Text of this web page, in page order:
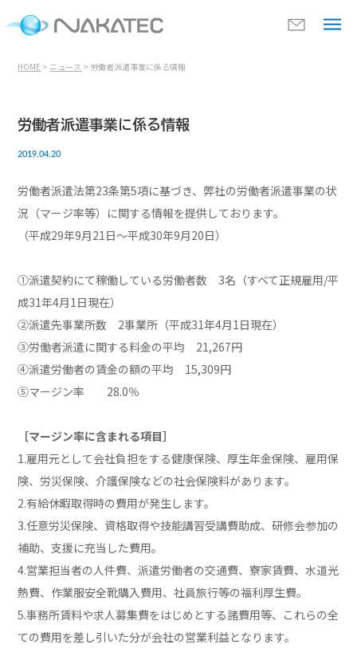
HOME > ニュース > 労働者派遣事業に係る情報
労働者派遣事業に係る情報
2019.04.20
労働者派遣法第23条第5項に基づき、弊社の労働者派遣事業の状
況（マージ率等）に関する情報を提供しております。
（平成29年9月21日～平成30年9月20日）
①派遣契約にて稼働している労働者数 3名（すべて正規雇用/平
成31年4月1日現在）
②派遣先事業所数 2事業所（平成31年4月1日現在）
③労働者派遣に関する料金の平均 21,267円
④派遣労働者の賃金の額の平均 15,309円
⑤マージン率 28.0％
［マージン率に含まれる項目］
1.雇用元として会社負担をする健康保険、厚生年金保険、雇用保
険、労災保険、介護保険などの社会保険料があります。
2.有給休暇取得時の費用が発生します。
3.任意労災保険、資格取得や技能講習受講費助成、研修会参加の
補助、支援に充当した費用。
4.営業担当者の人件費、派遣労働者の交通費、寮家賃費、水道光
熱費、作業服安全靴購入費用、社員旅行等の福利厚生費。
5.事務所賃料や求人募集費をはじめとする諸費用等、これらの全
ての費用を差し引いた分が会社の営業利益となります。